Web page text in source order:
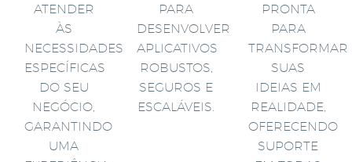
ATENDER
ÀS
NECESSIDADES
ESPECÍFICAS
DO SEU
NEGÓCIO,
GARANTINDO
UMA
PARA
DESENVOLVER
APLICATIVOS
ROBUSTOS,
SEGUROS E
ESCALÁVEIS.
PRONTA
PARA
TRANSFORMAR
SUAS
IDEIAS EM
REALIDADE,
OFERECENDO
SUPORTE